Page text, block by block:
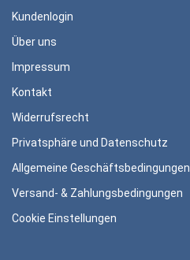
Kundenlogin
Über uns
Impressum
Kontakt
Widerrufsrecht
Privatsphäre und Datenschutz
Allgemeine Geschäftsbedingungen
Versand- & Zahlungsbedingungen
Cookie Einstellungen